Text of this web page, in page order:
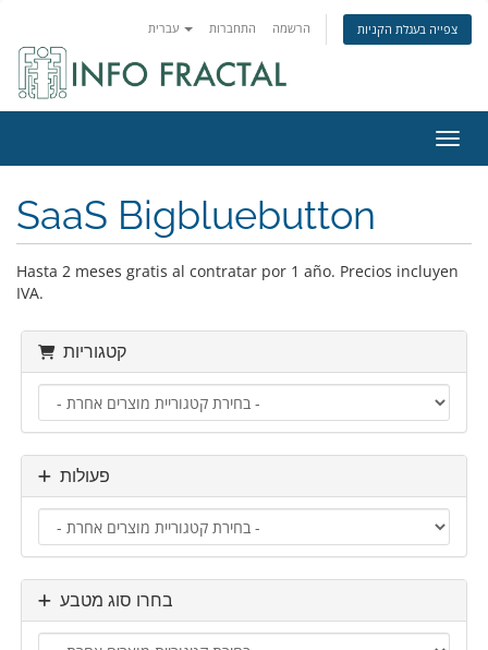
התחברות הרשמה צפייה בעגלת הקניות
SaaS Bigbluebutton
Hasta 2 meses gratis al contratar por 1 año. Precios incluyen
IVA.
קטגוריות
פעולות
בחרו סוג מטבע